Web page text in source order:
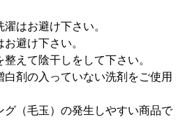
はお避け下さい。
避け下さい。
えて陰干しをして下さい。
剤の入っていない洗剤をご使用
グ（毛玉）の発生しやすい商品で